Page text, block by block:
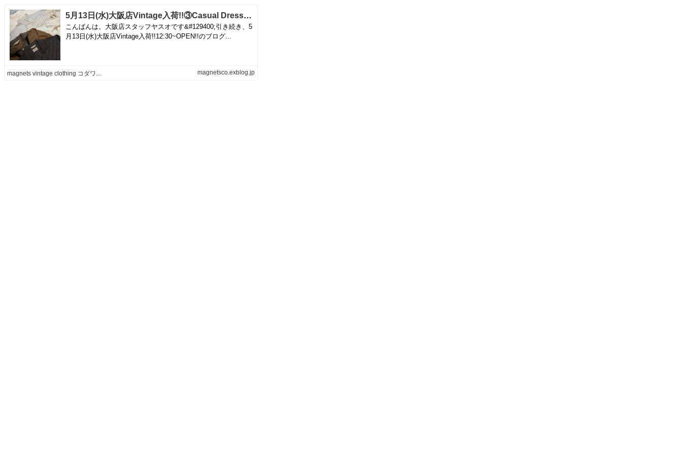
5月13日(水)大阪店Vintage入荷!!③Casual Dress編!!100年物のアンティーク、今回も確保です！！ | magnets vintage clothing コダワリがある大人の為に。
こんばんは。大阪店スタッフヤスオです&#129400;引き続き、5
月13日(水)大阪店Vintage入荷!!12:30~OPEN!!のブログ...
magnets vintage clothing コダワリがある大人の為に。 magnetsco.exblog.jp